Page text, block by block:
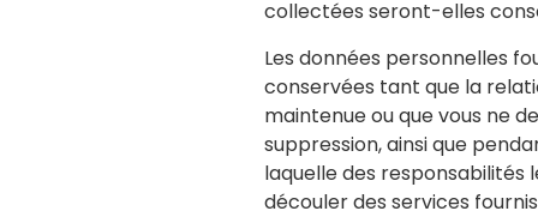
collectées seront-elles
Les données personnelles
conservées tant que la
maintenue ou que vous ne
suppression, ainsi que
laquelle des responsabilités
découler des services